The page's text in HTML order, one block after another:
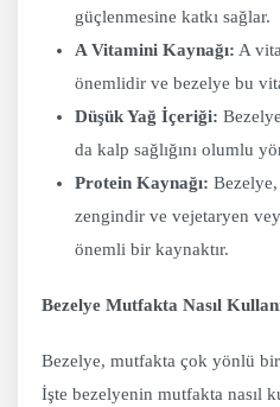
güçlenmesine katkı sağlar.
A Vitamini Kaynağı: A
önemlidir ve bezelye bu
Düşük Yağ İçeriği:
da kalp sağlığını olumlu
Protein Kaynağı:
zengindir ve vejetaryen
önemli bir kaynaktır.
Bezelye Mutfakta Nasıl
Bezelye, mutfakta çok yönlü
İşte bezelyenin mutfakta nasıl